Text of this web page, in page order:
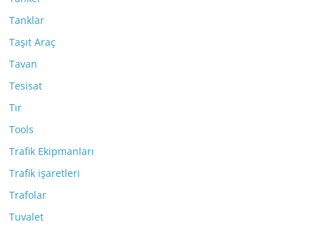
Tanklar
Taşıt Araç
Tavan
Tesisat
Tır
Tools
Trafik Ekipmanları
Trafik işaretleri
Trafolar
Tuvalet